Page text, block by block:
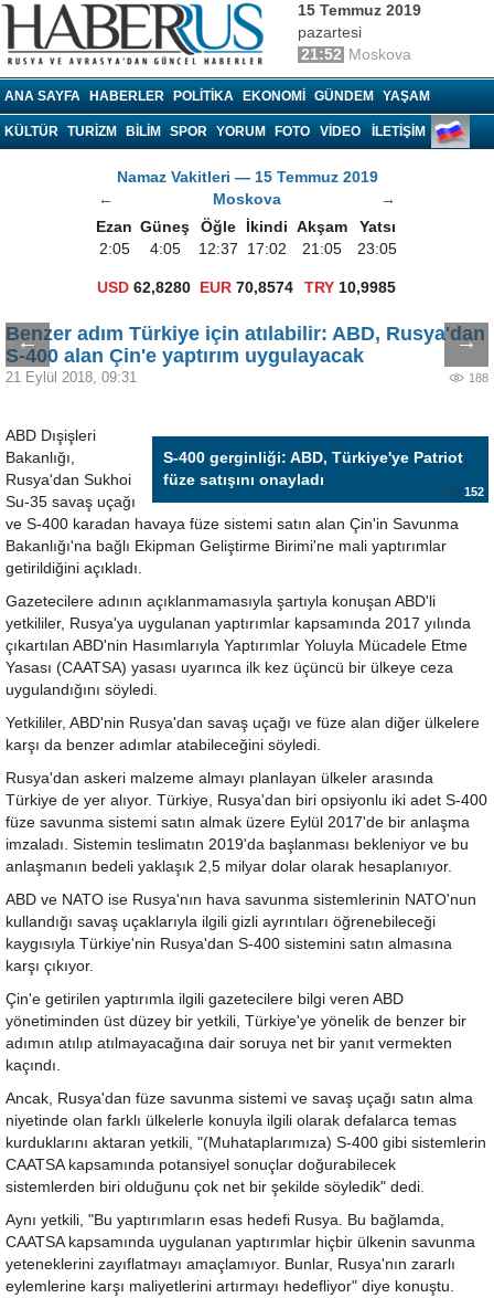
Haberrus.com
15 Temmuz 2019
pazartesi
21:52 Moskova
ANA SAYFA HABERLER POLITIKA EKONOMI GÜNDEM YAŞAM
KÜLTÜR TURIZM BILIM SPOR YORUM FOTO VIDEO İLETİŞİM
Namaz Vakitleri — 15 Temmuz 2019
←
Moskova
→
Ezan Güneş Öğle İkindi Akşam
Yatsı
2:05
4:05 12:37 17:02 21:05 23:05
USD 62,8280 EUR 70,8574 TRY10,9985
← →
Benzer adım Türkiye için atılabilir: ABD, Rusya'dan
S-400 alan Çin'e yaptırım uygulayacak
21 Eylül 2018, 09:31 188
S-400 gerginliği: ABD, Türkiye'ye Patriot
füze satışını onayladı
152
ABD Dışişleri
Bakanlığı,
Rusya'dan Sukhoi
Su-35 savaş uçağı
ve S-400 karadan havaya füze sistemi satın alan Çin'in Savunma
Bakanlığı'na bağlı Ekipman Geliştirme Birimi'ne mali yaptırımlar
getirildiğini açıkladı.
Gazetecilere adının açıklanmamasıyla şartıyla konuşan ABD'li
yetkililer, Rusya'ya uygulanan yaptırımlar kapsamında 2017 yılında
çıkartılan ABD'nin Hasımlarıyla Yaptırımlar Yoluyla Mücadele Etme
Yasası (CAATSA) yasası uyarınca ilk kez üçüncü bir ülkeye ceza
uygulandığını söyledi.
Yetkililer, ABD'nin Rusya'dan savaş uçağı ve füze alan diğer ülkelere
karşı da benzer adımlar atabileceğini söyledi.
Rusya'dan askeri malzeme almayı planlayan ülkeler arasında
Türkiye de yer alıyor. Türkiye, Rusya'dan biri opsiyonlu iki adet S-400
füze savunma sistemi satın almak üzere Eylül 2017'de bir anlaşma
imzaladı. Sistemin teslimatın 2019'da başlanması bekleniyor ve bu
anlaşmanın bedeli yaklaşık 2,5 milyar dolar olarak hesaplanıyor.
ABD ve NATO ise Rusya'nın hava savunma sistemlerinin NATO'nun
kullandığı savaş uçaklarıyla ilgili gizli ayrıntıları öğrenebileceği
kaygısıyla Türkiye'nin Rusya'dan S-400 sistemini satın almasına
karşı çıkıyor.
Çin'e getirilen yaptırımla ilgili gazetecilere bilgi veren ABD
yönetiminden üst düzey bir yetkili, Türkiye'ye yönelik de benzer bir
adımın atılıp atılmayacağına dair soruya net bir yanıt vermekten
kaçındı.
Ancak, Rusya'dan füze savunma sistemi ve savaş uçağı satın alma
niyetinde olan farklı ülkelerle konuyla ilgili olarak defalarca temas
kurduklarını aktaran yetkili, "(Muhataplarımıza) S-400 gibi sistemlerin
CAATSA kapsamında potansiyel sonuçlar doğurabilecek
sistemlerden biri olduğunu çok net bir şekilde söyledik" dedi.
Aynı yetkili, "Bu yaptırımların esas hedefi Rusya. Bu bağlamda,
CAATSA kapsamında uygulanan yaptırımlar hiçbir ülkenin savunma
yeteneklerini zayıflatmayı amaçlamıyor. Bunlar, Rusya'nın zararlı
eylemlerine karşı maliyetlerini artırmayı hedefliyor" diye konuştu.